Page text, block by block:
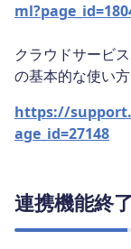
クラウドサービ
の基本的な使い方
https://
age_id=27148
連携機能終